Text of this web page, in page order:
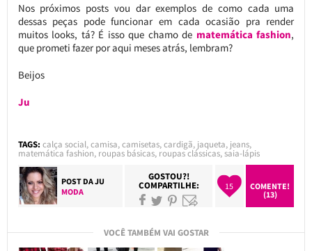
Nos próximos posts vou dar exemplos de como cada uma
dessas peças pode funcionar em cada ocasião pra render
muitos looks, tá? É isso que chamo de matemática fashion,
que prometi fazer por aqui meses atrás, lembram?
Beijos
Ju
TAGS: calça social,camisa,camisetas,cardigã, jaqueta, jeans,
matemática fashion, roupas básicas, roupas clássicas,saia-lápis
POST DAJU
MODA
GOSTOU?!
COMPARTILHE: 15
COMENTE!
(13)
VOCÊ TAMBÉM VAI GOSTAR